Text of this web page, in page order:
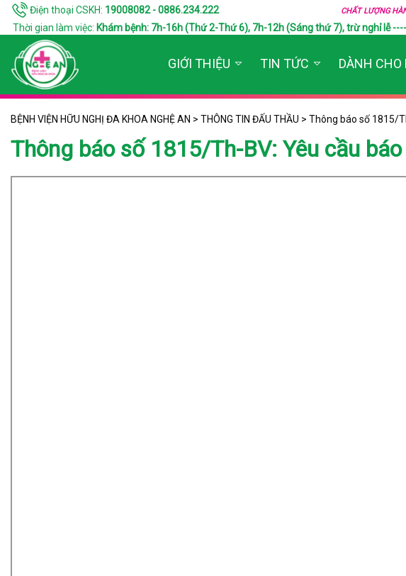
Điện thoại CSKH: 19008082 - 0886.234.222 CHẤT LƯỢNG
Thời gian làm việc: Khám bệnh: 7h-16h (Thứ 2-Thứ 6), 7h-12h (Sáng thứ 7), trừ nghỉ lễ
GIỚI THIỆU TIN TỨC DÀNH CHO
BỆNH VIỆN HỮU NGHỊ ĐA KHOA NGHỆ AN > THÔNG TIN ĐẤU THẦU > Thông báo số 1815/
Thông báo số 1815/Th-BV: Yêu cầu